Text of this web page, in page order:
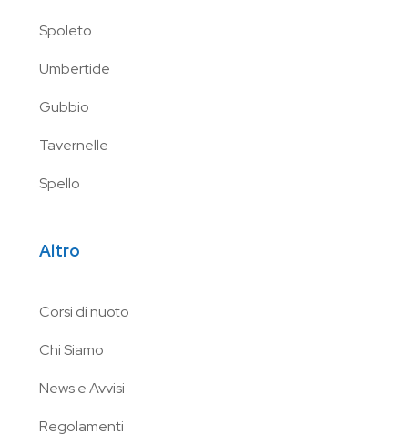
Spoleto
Umbertide
Gubbio
Tavernelle
Spello
Altro
Corsi di nuoto
Chi Siamo
News e Avvisi
Regolamenti